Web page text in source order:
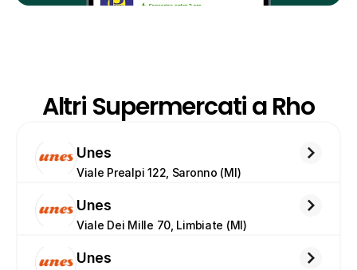
Altri Supermercati a Rho
Unes
Viale Prealpi 122, Saronno (MI)
Unes
Viale Dei Mille 70, Limbiate (MI)
Unes